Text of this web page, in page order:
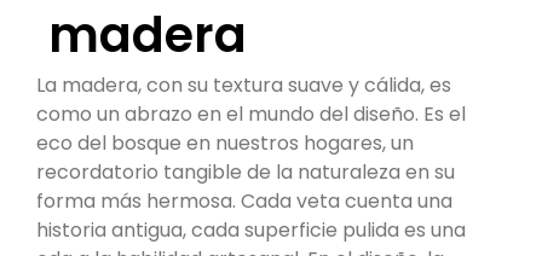
madera
La madera, con su textura suave y cálida, es
como un abrazo en el mundo del diseño. Es el
eco del bosque en nuestros hogares, un
recordatorio tangible de la naturaleza en su
forma más hermosa. Cada veta cuenta una
historia antigua, cada superficie pulida es una